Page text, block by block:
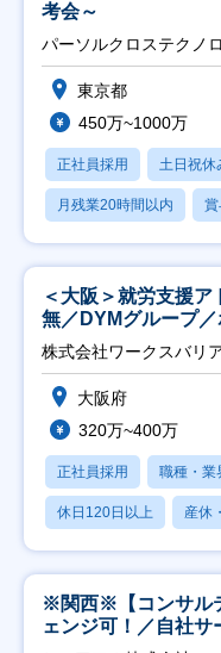
考会～
パーソルクロステクノ
東京都
450万~1000万
正社員採用 土日祝休
月残業20時間以内 賞
＜大阪＞就労支援
無／DYMグループ
日祝】
株式会社ワークスバリ
大阪府
320万~400万
正社員採用 職種・業
休日120日以上 産休
※関西※【コンサル
ェンジ可！／自社